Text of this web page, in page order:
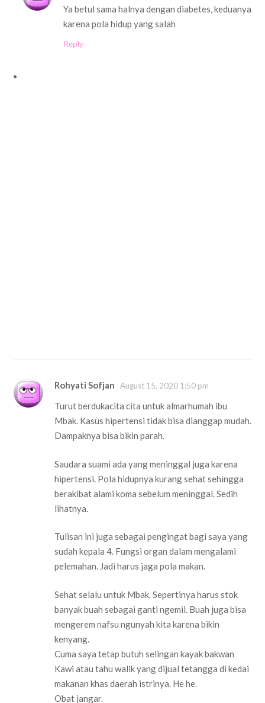
Ya betul sama halnya dengan diabetes, keduanya
karena pola hidup yang salah
Reply
Rohyati Sofjan August 15, 2020 1:50 pm
Turut berdukacita cita untuk almarhumah ibu
Mbak. Kasus hipertensi tidak bisa dianggap mudah.
Dampaknya bisa bikin parah.
Saudara suami ada yang meninggal juga karena
hipertensi. Pola hidupnya kurang sehat sehingga
berakibat alami koma sebelum meninggal. Sedih
lihatnya.
Tulisan ini juga sebagai pengingat bagi saya yang
sudah kepala 4. Fungsi organ dalam mengalami
pelemahan. Jadi harus jaga pola makan.
Sehat selalu untuk Mbak. Sepertinya harus stok
banyak buah sebagai ganti ngemil. Buah juga bisa
mengerem nafsu ngunyah kita karena bikin
kenyang.
Cuma saya tetap butuh selingan kayak bakwan
Kawi atau tahu walik yang dijual tetangga di kedai
makanan khas daerah istrinya. He he.
Obat jangar.